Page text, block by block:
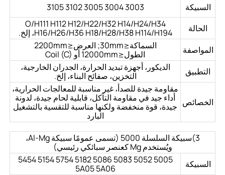
السبيكة
3003 3004 3005 3102 3105
الحالة
O/H111 H112 H12/H22/H32 H14/H24/H34
H16/H26/H36 H18/H28/H38 H114/H194، إلخ.
المواصفة
السماكة≤30mm; العرض≤2200mm
الطول≤12000mm أو Coil (C)
التطبيق
الديكور، أجهزة تبديد الحرارة، الجدران الخارجية،
التخزين، صفائح البناء، إلخ.
الخصائص
مقاومة جيدة للصدأ، غير مناسبة للمعالجات الحرارية،
أداء جيد في مقاومة التآكل، قابلية لحام جيدة، لدونة
جيدة، قوة منخفضة ولكنها مناسبة للتقسية بالتشغيل
البارد
3)سبيكة السلسلة 5000 (تسمى عمومًا سبيكة Al-Mg،
ويُستخدم Mg كعنصر سبائكي رئيسي)
السبيكة
5005 5052 5083 5086 5182 5754 5154 5454
5A05 5A06